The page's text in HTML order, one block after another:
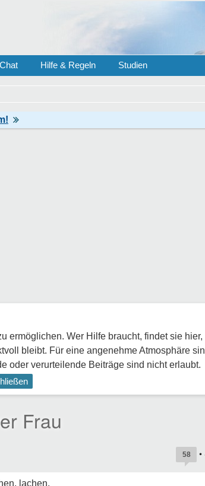
Chat Hilfe & Regeln Studien
ermöglichen. Wer Hilfe braucht, findet sie
bleibt. Für eine angenehme Atmosphäre
oder verurteilende Beiträge sind nicht erlaubt.
Frau
58
lachen.